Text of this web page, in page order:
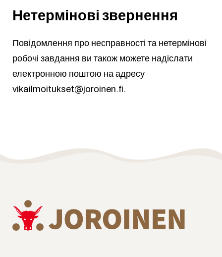
Нетермінові звернення
Повідомлення про несправності та нетермінові
робочі завдання ви також можете надіслати
електронною поштою на адресу
vikailmoitukset@joroinen.fi.